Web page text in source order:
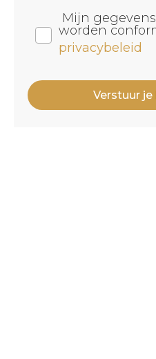
Mijn
worden
privacybeleid
Verstuur